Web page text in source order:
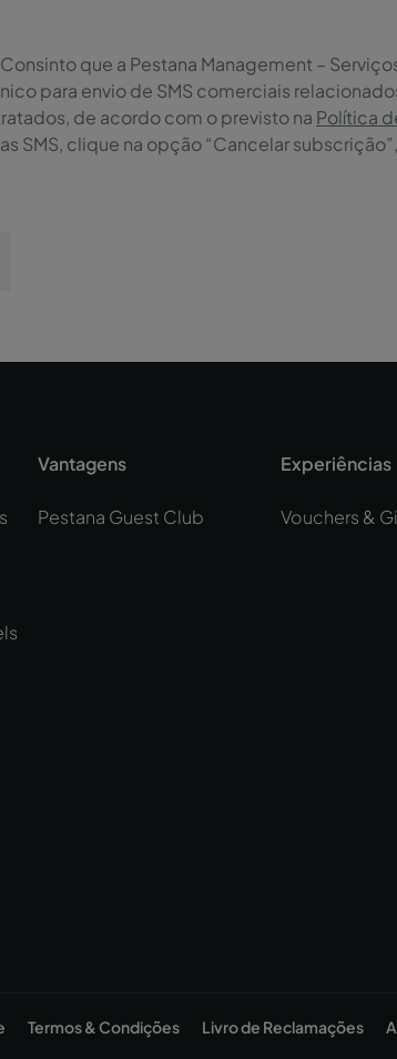
que a Pestana Management –
para envio de SMS comerciais
de acordo com o previsto na Política
SMS, clique na opção “Cancelar
Vantagens
Pestana Guest Club
Experiências
Vouchers &
Termos & Condições Livro de Reclamações